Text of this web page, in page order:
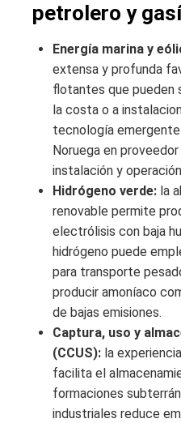
petrolero y
Energía marina y
extensa y profunda
flotantes que pueden
la costa o a
tecnología
Noruega en
instalación y
Hidrógeno verde: la
renovable permite
electrólisis con baja
hidrógeno puede
para transporte
producir amoníaco
de bajas emisiones.
Captura, uso y
(CCUS): la
facilita el
formaciones
industriales reduce